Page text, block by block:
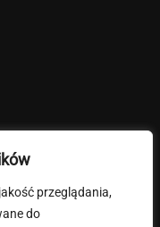
przeglądania,
do